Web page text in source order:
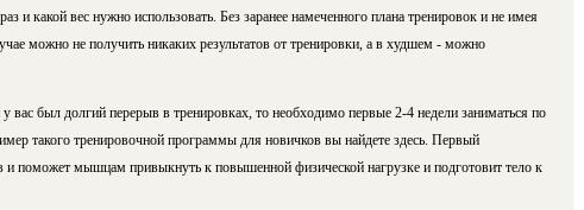
и какой вес нужно использовать. Без заранее намеченного плана тренировок и не имея
можно не получить никаких результатов от тренировки, а в худшем - можно
вас был долгий перерыв в тренировках, то необходимо первые 2-4 недели заниматься по
такого тренировочной программы для новичков вы найдете здесь. Первый
и поможет мышцам привыкнуть к повышенной физической нагрузке и подготовит тело к